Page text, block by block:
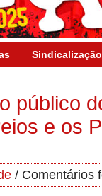
Sindicalização
público
e os
/ Comentários